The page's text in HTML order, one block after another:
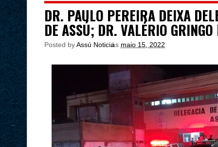
DR. PAULO PEREIRA DEIXA
DE ASSÚ; DR. VALÉRIO GRINGO
Posted byAssú Noticia
às maio 15, 2022